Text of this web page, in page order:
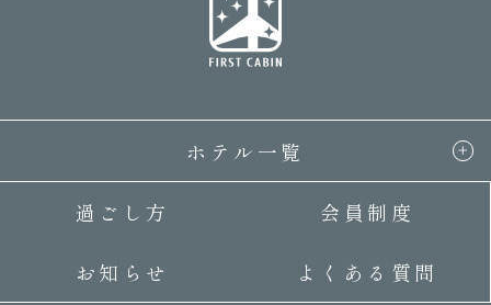
ホテル一覧
過ごし方 会員制度
お知らせ よくある質問